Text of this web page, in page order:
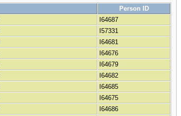
Person ID
I64687
I57331
I64681
I64676
I64679
I64682
I64685
I64675
I64686